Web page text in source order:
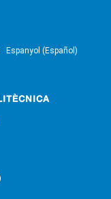
Espanyol (Español)